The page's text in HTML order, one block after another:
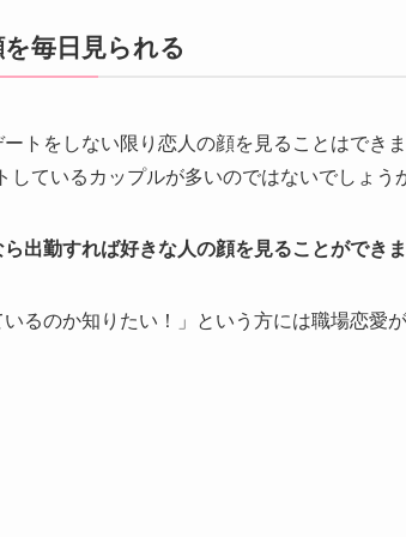
毎日見られる
トをしない限り恋人の顔を見ることはでき
しているカップルが多いのではないでしょう
出勤すれば好きな人の顔を見ることができ
いるのか知りたい！」という方には職場恋愛